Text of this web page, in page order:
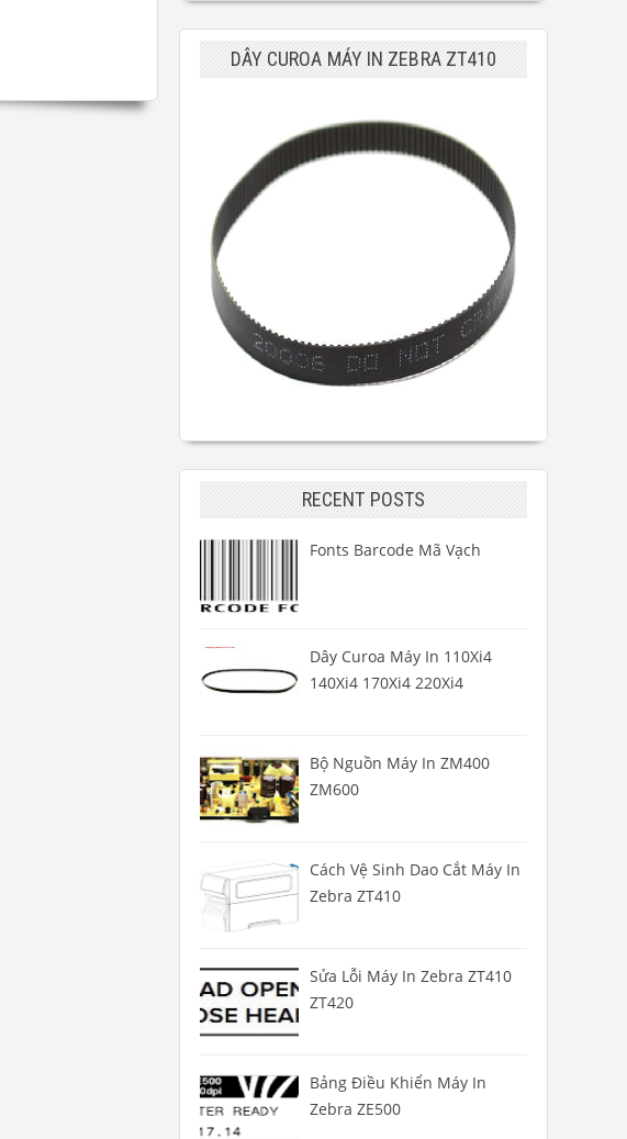
DÂY CUROA MÁY IN ZEBRA ZT410
RECENT POSTS
Fonts Barcode Mã Vạch
Dây Curoa Máy In 110Xi4
140Xi4 170Xi4 220Xi4
Bộ Nguồn Máy In ZM400
ZM600
Cách Vệ Sinh Dao Cắt Máy In
Zebra ZT410
Sửa Lỗi Máy In Zebra ZT410
ZT420
Bảng Điều Khiển Máy In
Zebra ZE500